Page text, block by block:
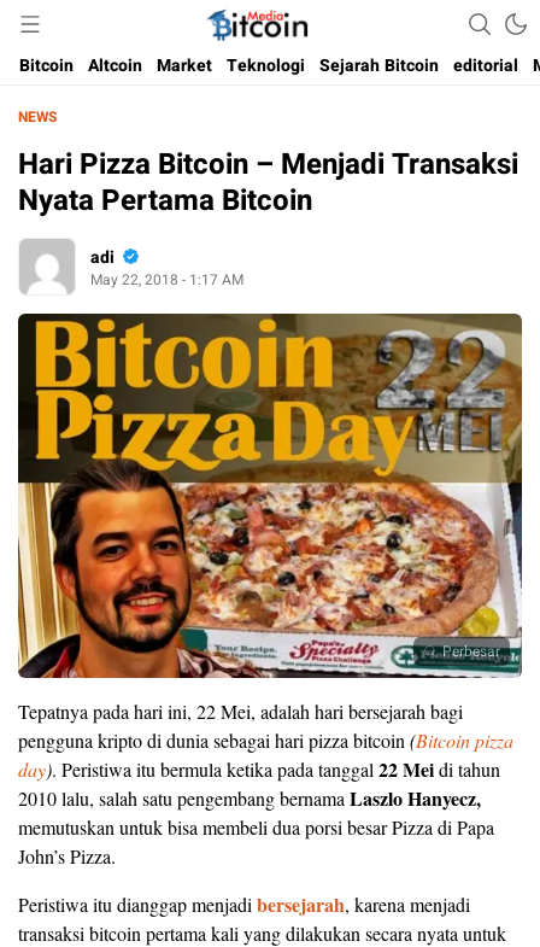
Bitcoin Media Indonesia
Media Bitcoin dan Cryptocurrency, dan Blockchain di Indonesia
Bitcoin Altcoin Market Teknologi Sejarah Bitcoin editorial
NEWS
Hari Pizza Bitcoin – Menjadi Transaksi
Nyata Pertama Bitcoin
adi
May 22, 2018 - 1:17 AM
Perbesar
Tepatnya pada hari ini, 22 Mei, adalah hari bersejarah bagi
pengguna kripto di dunia sebagai hari pizza bitcoin (Bitcoin pizza
day). Peristiwa itu bermula ketika pada tanggal 22 Meidi tahun
2010 lalu, salah satu pengembang bernama Laszlo Hanyecz,
memutuskan untuk bisa membeli dua porsi besar Pizza di Papa
John’s Pizza.
Peristiwa itu dianggap menjadi bersejarah, karena menjadi
transaksi bitcoin pertama kali yang dilakukan secara nyata untuk